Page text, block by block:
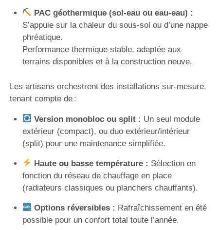
PAC géothermique (sol-eau ou eau-eau) :
S’appuie sur la chaleur du sous-sol ou d’une nappe
phréatique.
Performance thermique stable, adaptée aux
terrains disponibles et à la construction neuve.
Les artisans orchestrent des installations sur-mesure,
tenant compte de :
Version monobloc ou split : Un seul module
extérieur (compact), ou duo extérieur/intérieur
(split) pour une maintenance simplifiée.
Haute ou basse température : Sélection en
fonction du réseau de chauffage en place
(radiateurs classiques ou planchers chauffants).
Options réversibles : Rafraîchissement en été
possible pour un confort total toute l’année.